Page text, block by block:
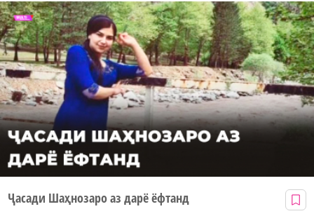
Ҷасади Шаҳнозаро аз дарё ёфтанд